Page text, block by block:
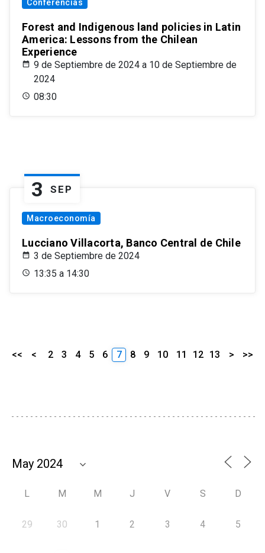
Conferencias
Forest and Indigenous land policies in Latin
America: Lessons from the Chilean
Experience
9 de Septiembre de 2024 a 10 de Septiembre de
2024
08:30
3 SEP
Macroeconomía
Lucciano Villacorta, Banco Central de Chile
3 de Septiembre de 2024
13:35 a 14:30
<< < 2 3 4 5 6 7 8 9 10 11 12 13 > >>
L M M J V S D
29 30 1 2 3 4 5